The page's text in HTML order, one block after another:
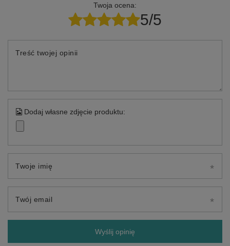
Twoja ocena:
5/5
Treść twojej opinii
Dodaj własne zdjęcie produktu:
Twoje imię
Twój email
Wyślij opinię